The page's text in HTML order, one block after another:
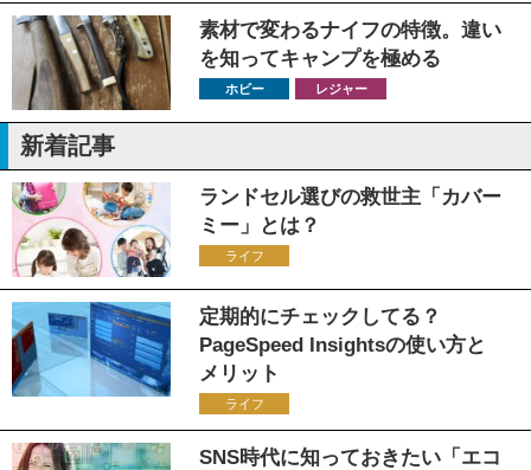
素材で変わるナイフの特徴。違い
を知ってキャンプを極める
ホビー レジャー
新着記事
ランドセル選びの救世主「カバー
ミー」とは？
ライフ
定期的にチェックしてる？
PageSpeed Insightsの使い方と
メリット
ライフ
SNS時代に知っておきたい「エコ